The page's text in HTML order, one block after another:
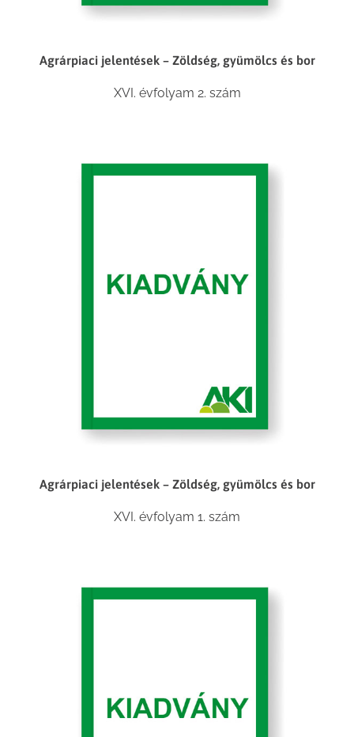
Agrárpiaci jelentések – Zöldség, gyümölcs és bor
XVI. évfolyam 2. szám
Agrárpiaci jelentések – Zöldség, gyümölcs és bor
XVI. évfolyam 1. szám